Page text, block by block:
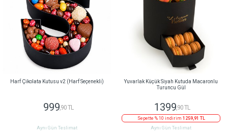
Harf Çikolata Kutusu v2 (Harf Seçenekli)
999,90 TL
Aynı Gün Teslimat
Yuvarlak Küçük Siyah Kutuda Macaronlu
Turuncu Gül
1399,90 TL
Sepette % 10 indirim 1259,91 TL
Aynı Gün Teslimat